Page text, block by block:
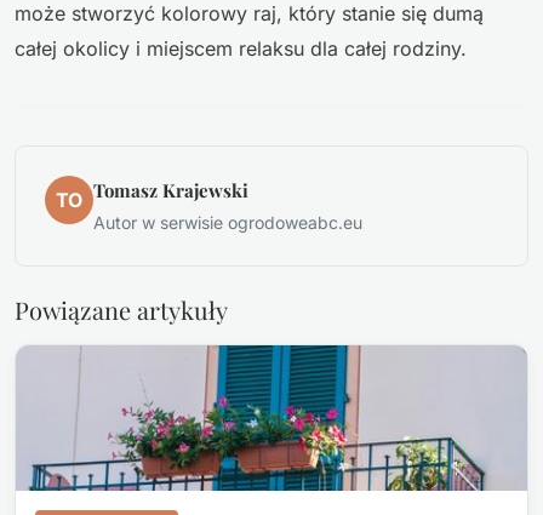
może stworzyć kolorowy raj, który stanie się dumą
całej okolicy i miejscem relaksu dla całej rodziny.
TO Tomasz Krajewski
Autor w serwisie ogrodoweabc.eu
Powiązane artykuły